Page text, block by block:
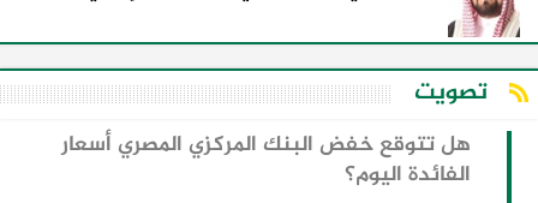
تصويت
هل تتوقع خفض البنك المركزي المصري أسعار
الفائدة اليوم؟